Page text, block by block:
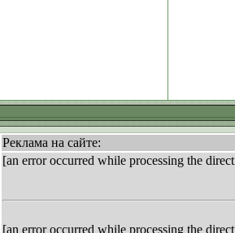
Реклама на сайте:
[an error occurred while processing the
[an error occurred while processing the